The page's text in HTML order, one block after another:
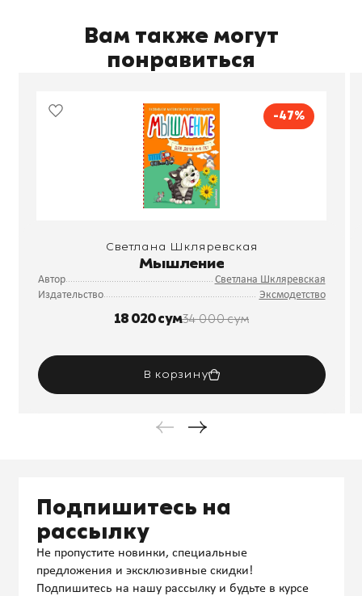
Вам также могут
понравиться
-47%
Светлана Шкляревская
Мышление
Автор
Светлана Шкляревская
Издательство
Эксмодетство
18 020 сум34 000 сум
В корзину
Подпишитесь на
рассылку
Не пропустите новинки, специальные
предложения и эксклюзивные скидки!
Подпишитесь на нашу рассылку и будьте в курсе